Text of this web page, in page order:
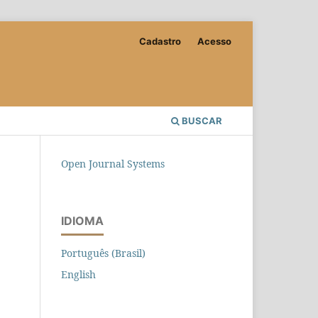
BUSCAR
Cadastro Acesso
Open Journal Systems
IDIOMA
Português (Brasil)
English